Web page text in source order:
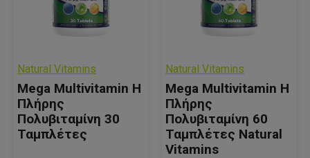
Natural Vitamins
Mega Multivitamin Η
Πλήρης
Πολυβιταμίνη 30
Ταμπλέτες
Natural Vitamins
Mega Multivitamin Η
Πλήρης
Πολυβιταμίνη 60
Ταμπλέτες Natural
Vitamins